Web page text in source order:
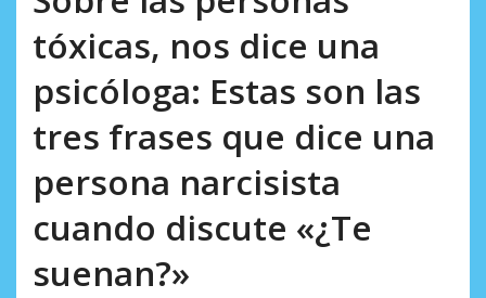
tóxicas, nos dice una
psicóloga: Estas son las
tres frases que dice una
persona narcisista
cuando discute «¿Te
suenan?»